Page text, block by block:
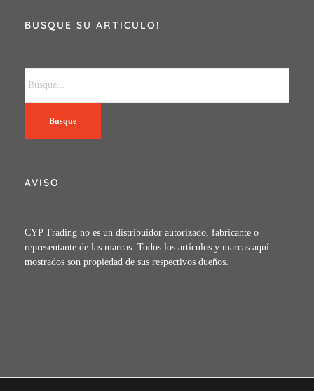
BUSQUE SU ARTICULO!
Busque
AVISO
CYP Trading no es un distribuidor autorizado, fabricante o
representante de las marcas. Todos los artículos y marcas aquí
mostrados son propiedad de sus respectivos dueños.